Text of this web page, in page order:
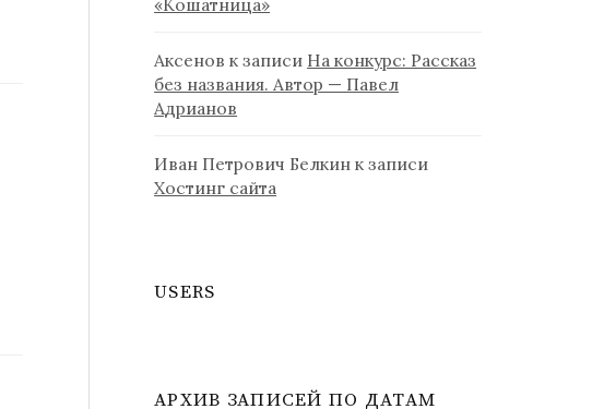
«Кошатница»
Аксенов к записи На конкурс: Рассказ
без названия. Автор — Павел
Адрианов
Иван Петрович Белкин к записи
Хостинг сайта
USERS
АРХИВ ЗАПИСЕЙ ПО ДАТАМ